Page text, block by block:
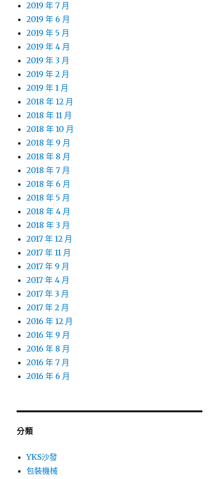
2019 年 7 月
2019 年 6 月
2019 年 5 月
2019 年 4 月
2019 年 3 月
2019 年 2 月
2019 年 1 月
2018 年 12 月
2018 年 11 月
2018 年 10 月
2018 年 9 月
2018 年 8 月
2018 年 7 月
2018 年 6 月
2018 年 5 月
2018 年 4 月
2018 年 3 月
2017 年 12 月
2017 年 11 月
2017 年 9 月
2017 年 4 月
2017 年 3 月
2017 年 2 月
2016 年 12 月
2016 年 9 月
2016 年 8 月
2016 年 7 月
2016 年 6 月
分類
YKS沙發
包裝機械